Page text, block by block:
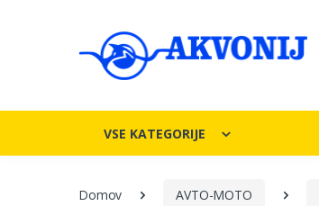
VSE KATEGORIJE
Domov AVTO-MOTO